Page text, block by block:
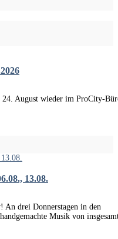
August wieder im ProCity-
13.08.
An drei Donnerstagen in den
Musik von